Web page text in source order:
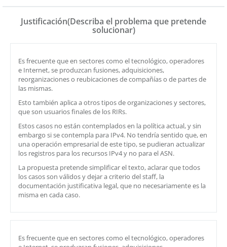
Justificación(Describa el problema que pretende
solucionar)
Es frecuente que en sectores como el tecnológico, operadores
e Internet, se produzcan fusiones, adquisiciones,
reorganizaciones o reubicaciones de compañías o de partes de
las mismas.
Esto también aplica a otros tipos de organizaciones y sectores,
que son usuarios finales de los RIRs.
Estos casos no están contemplados en la política actual, y sin
embargo si se contempla para IPv4. No tendría sentido que, en
una operación empresarial de este tipo, se pudieran actualizar
los registros para los recursos IPv4 y no para el ASN.
La propuesta pretende simplificar el texto, aclarar que todos
los casos son válidos y dejar a criterio del staff, la
documentación justificativa legal, que no necesariamente es la
misma en cada caso.
Es frecuente que en sectores como el tecnológico, operadores